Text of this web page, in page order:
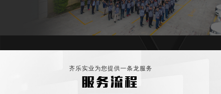
齐乐实业为您提供一条龙服务
服务流程